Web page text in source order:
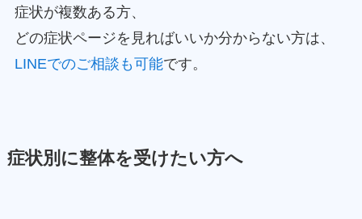
症状が複数ある方、
どの症状ページを見ればいいか分からない方は、
LINEでのご相談も可能です。
症状別に整体を受けたい方へ